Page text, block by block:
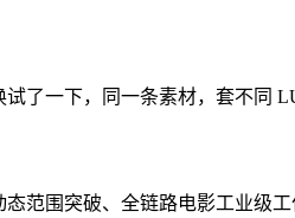
了一下，同一条素材，套不同
范围突破、全链路电影工业级